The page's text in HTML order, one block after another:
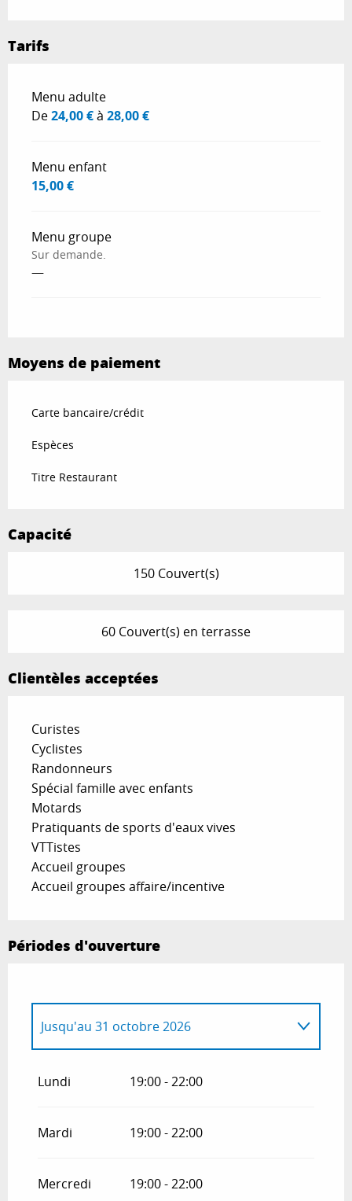
Tarifs
Tarifs 2026
Menu adulte
De24,00 €à 28,00 €
Menu enfant
15,00 €
Menu groupe
Sur demande.
—
Moyens de paiement
Carte bancaire/crédit
Espèces
Titre Restaurant
Capacité
150 Couvert(s)
60 Couvert(s) en terrasse
Clientèles acceptées
Curistes
Cyclistes
Randonneurs
Spécial famille avec enfants
Motards
Pratiquants de sports d'eaux vives
VTTistes
Accueil groupes
Accueil groupes affaire/incentive
Périodes d'ouverture
Jusqu'au 31 octobre 2026
2026
Lundi 19:00 - 22:00
Mardi 19:00 - 22:00
Mercredi 19:00 - 22:00